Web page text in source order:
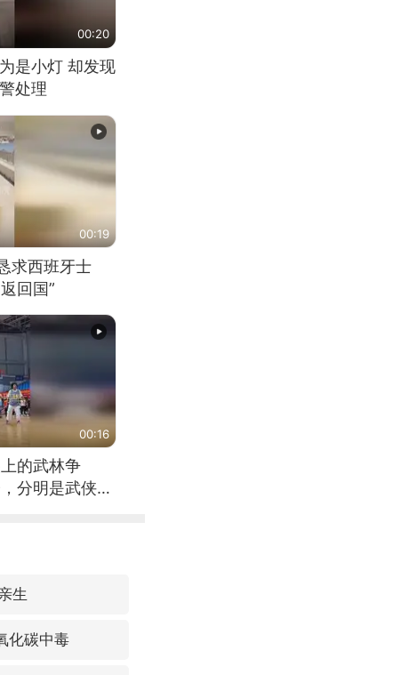
00:20
是小灯 却发现
处理
00:19
求西班牙士
回国”
00:16
的武林争
分明是武侠片
生
化碳中毒